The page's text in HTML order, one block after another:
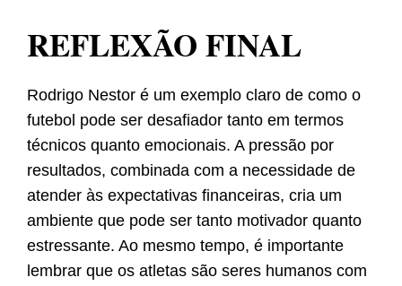
REFLEXÃO FINAL
Rodrigo Nestor é um exemplo claro de como o
futebol pode ser desafiador tanto em termos
técnicos quanto emocionais. A pressão por
resultados, combinada com a necessidade de
atender às expectativas financeiras, cria um
ambiente que pode ser tanto motivador quanto
estressante. Ao mesmo tempo, é importante
lembrar que os atletas são seres humanos com